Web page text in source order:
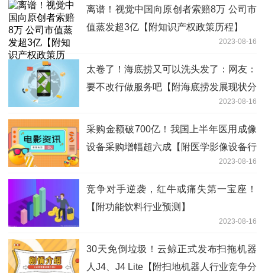
离谱！视觉中国向原创者索赔8万 公司市
值蒸发超3亿【附知识产权政策历程】
2023-08-16
太卷了！海底捞又可以洗头发了：网友：
要不改行做服务吧【附海底捞发展现状分
2023-08-16
采购金额破700亿！我国上半年医用成像
设备采购增幅超六成【附医学影像设备行
2023-08-16
竞争对手逆袭，红牛或痛失第一宝座！
【附功能饮料行业预测】
2023-08-16
30天免倒垃圾！云鲸正式发布扫拖机器
人J4、J4 Lite【附扫地机器人行业竞争分